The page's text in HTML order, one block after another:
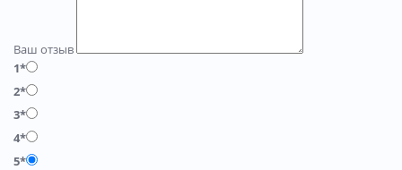
Ваш отзыв
1*
2*
3*
4*
5*